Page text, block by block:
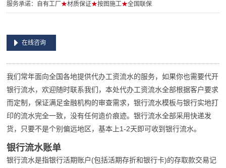
服务承诺：自有工厂★材质保证★按图施工★全国联保
在线咨询
我们常年面向全国各地提供代办工资流水的服务，如果你也需要代开
银行流水，欢迎随时联系我们，本处代办工资流水全部根据客户要求
而定制，保证满足金融机构的审查需求，银行流水模板与银行实地打
印的流水完全一致，没有任何造价痕迹。银行流水全部采用快递发
货，只要不是个别偏远地区，基本上1-2天即可收到银行流水。
银行流水账单
银行流水是指银行活期账户(包括活期存折和银行卡)的存取款交易记